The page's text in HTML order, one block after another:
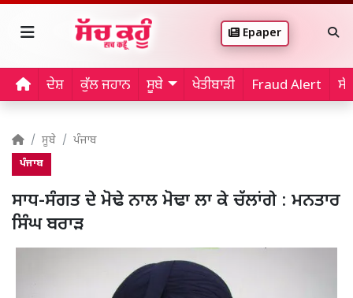
Epaper
ਦੇਸ਼ ਕੁੱਲ ਜਹਾਨ ਸੂਬੇ ਖੇਤੀਬਾੜੀ Fraud Alert
ਸੂਬੇ ਪੰਜਾਬ
ਪੰਜਾਬ
ਸਾਧ-ਸੰਗਤ ਦੇ ਮੋਢੇ ਨਾਲ ਮੋਢਾ ਲਾ ਕੇ ਚੱਲਾਂਗੇ : ਮਨਤਾਰ
ਸਿੰਘ ਬਰਾੜ